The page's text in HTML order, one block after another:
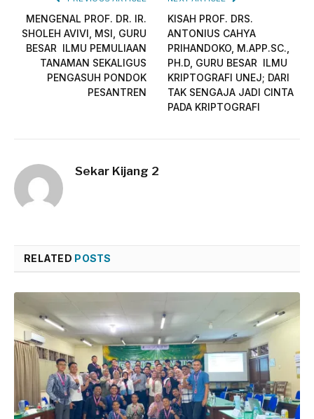
MENGENAL PROF. DR. IR.
SHOLEH AVIVI, MSI, GURU
BESAR ILMU PEMULIAAN
TANAMAN SEKALIGUS
PENGASUH PONDOK
PESANTREN
KISAH PROF. DRS.
ANTONIUS CAHYA
PRIHANDOKO, M.APP.SC.,
PH.D, GURU BESAR ILMU
KRIPTOGRAFI UNEJ; DARI
TAK SENGAJA JADI CINTA
PADA KRIPTOGRAFI
Sekar Kijang 2
RELATED POSTS